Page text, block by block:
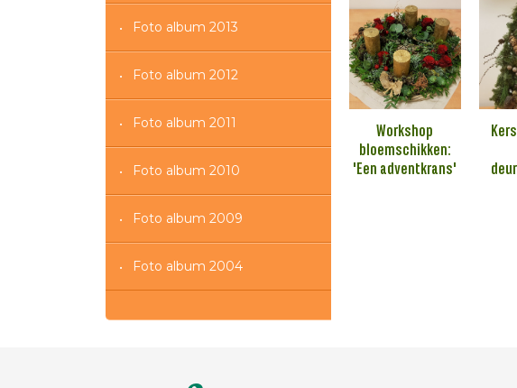
Foto album 2013
Foto album 2012
Foto album 2011
Foto album 2010
Foto album 2009
Foto album 2004
Workshop
bloemschikken:
'Een adventkrans'